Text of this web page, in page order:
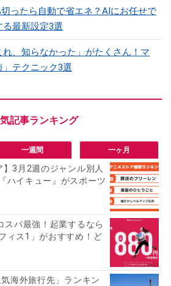
切ったら自動で省エネ？AIにお任せで
る最新設定3選
れ、知らなかった」がたくさん！マ
テクニック3選
一週間 一ヶ月
】3月2週のジャンル別人
ハイキュー』がスポーツ
スパ最強！起業するなら
ィス1」がおすすめ！ど
海外旅行先」ランキン